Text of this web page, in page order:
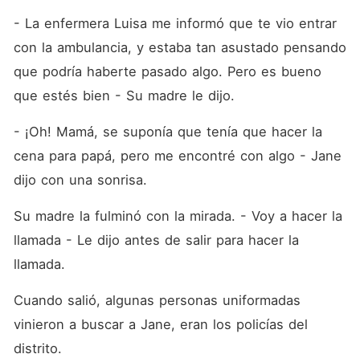
- La enfermera Luisa me informó que te vio entrar
con la ambulancia, y estaba tan asustado pensando
que podría haberte pasado algo. Pero es bueno
que estés bien - Su madre le dijo.
- ¡Oh! Mamá, se suponía que tenía que hacer la
cena para papá, pero me encontré con algo - Jane
dijo con una sonrisa.
Su madre la fulminó con la mirada. - Voy a hacer la
llamada - Le dijo antes de salir para hacer la
llamada.
Cuando salió, algunas personas uniformadas
vinieron a buscar a Jane, eran los policías del
distrito.